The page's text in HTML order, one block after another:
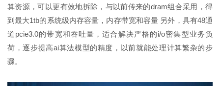
算资源，可以更有效地拆除，与以前传来的dram组合采用，得
到最大1tb的系统级内存容量，内存带宽和容量 另外，具有48通
道pcie3.0的带宽和吞吐量，适合解决严格的i/o密集型业务负
荷，逐步提高ai算法模型的精度，以前就能处理计算繁杂的步
骤。